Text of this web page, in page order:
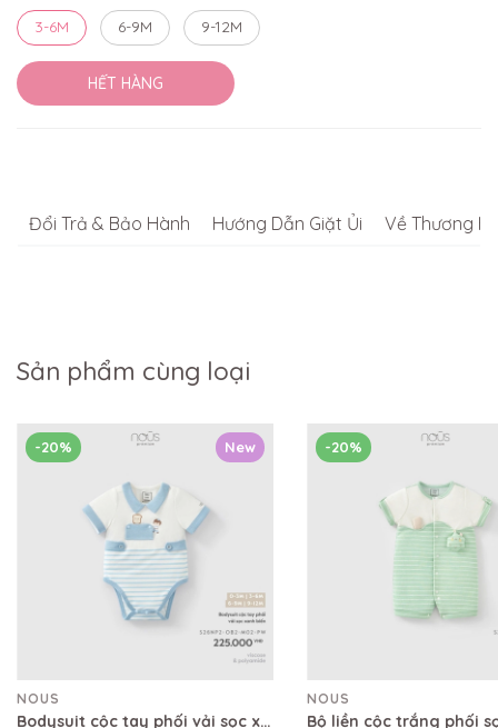
3-6M 6-9M 9-12M
HẾT HÀNG
Đổi Trả & Bảo Hành Hướng Dẫn Giặt Ủi Về Thương
Sản phẩm cùng loại
New
-20%
NOUS
Bodysuit cộc tay phối vải sọc xanh biển
-20%
NOUS